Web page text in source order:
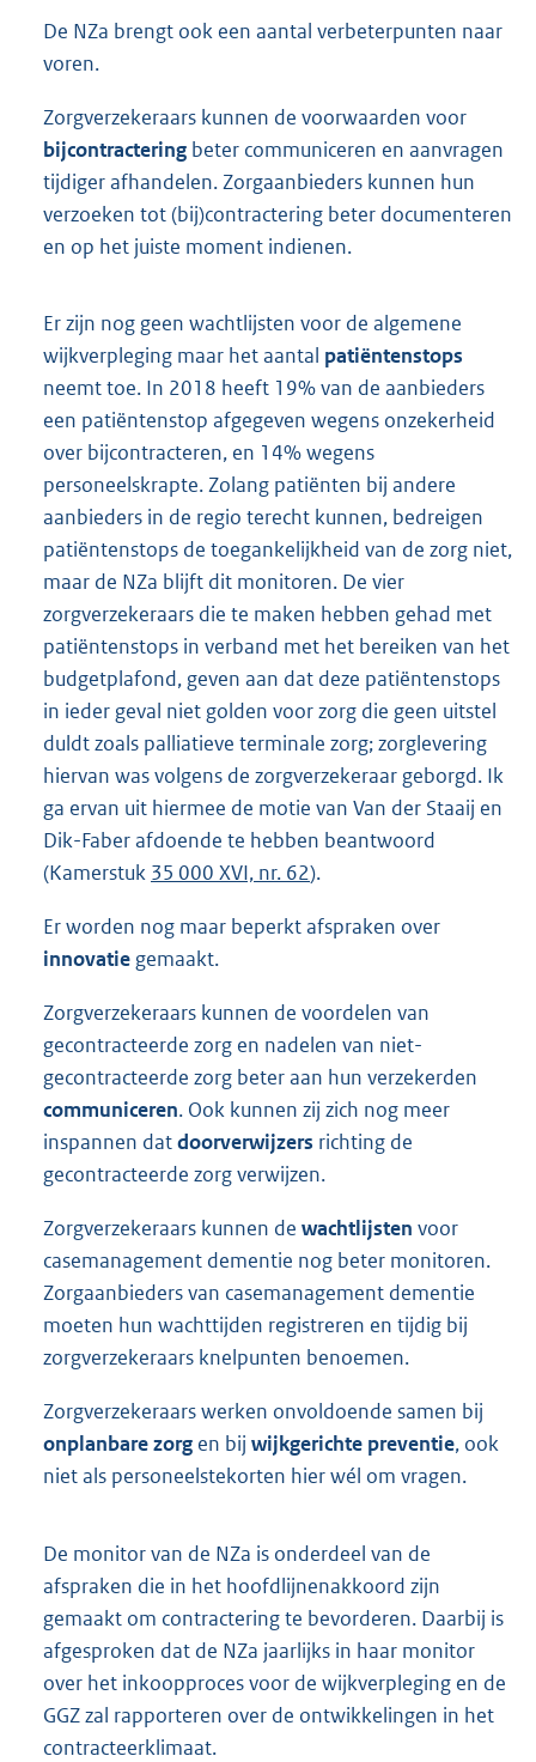
De NZa brengt ook een aantal verbeterpunten naar
voren.
Zorgverzekeraars kunnen de voorwaarden voor
bijcontractering beter communiceren en aanvragen
tijdiger afhandelen. Zorgaanbieders kunnen hun
verzoeken tot (bij)contractering beter documenteren
en op het juiste moment indienen.
Er zijn nog geen wachtlijsten voor de algemene
wijkverpleging maar het aantal patiëntenstops
neemt toe. In 2018 heeft 19% van de aanbieders
een patiëntenstop afgegeven wegens onzekerheid
over bijcontracteren, en 14% wegens
personeelskrapte. Zolang patiënten bij andere
aanbieders in de regio terecht kunnen, bedreigen
patiëntenstops de toegankelijkheid van de zorg niet,
maar de NZa blijft dit monitoren. De vier
zorgverzekeraars die te maken hebben gehad met
patiëntenstops in verband met het bereiken van het
budgetplafond, geven aan dat deze patiëntenstops
in ieder geval niet golden voor zorg die geen uitstel
duldt zoals palliatieve terminale zorg; zorglevering
hiervan was volgens de zorgverzekeraar geborgd. Ik
ga ervan uit hiermee de motie van Van der Staaij en
Dik-Faber afdoende te hebben beantwoord
(Kamerstuk 35 000 XVI, nr. 62).
Er worden nog maar beperkt afspraken over
innovatie gemaakt.
Zorgverzekeraars kunnen de voordelen van
gecontracteerde zorg en nadelen van niet-
gecontracteerde zorg beter aan hun verzekerden
communiceren. Ook kunnen zij zich nog meer
inspannen datdoorverwijzers richting de
gecontracteerde zorg verwijzen.
Zorgverzekeraars kunnen de wachtlijsten voor
casemanagement dementie nog beter monitoren.
Zorgaanbieders van casemanagement dementie
moeten hun wachttijden registreren en tijdig bij
zorgverzekeraars knelpunten benoemen.
Zorgverzekeraars werken onvoldoende samen bij
onplanbare zorg en bij wijkgerichte preventie, ook
niet als personeelstekorten hier wél om vragen.
De monitor van de NZa is onderdeel van de
afspraken die in het hoofdlijnenakkoord zijn
gemaakt om contractering te bevorderen. Daarbij is
afgesproken dat de NZa jaarlijks in haar monitor
over het inkoopproces voor de wijkverpleging en de
GGZ zal rapporteren over de ontwikkelingen in het
contracteerklimaat.